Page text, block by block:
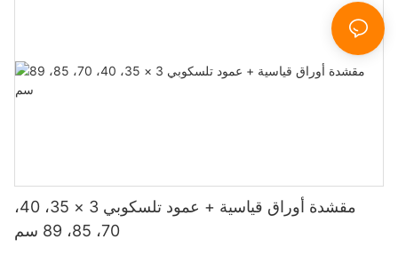
مقشدة أوراق قياسية + عمود تلسكوبي 3 × 35، 40،
70، 85، 89 سم